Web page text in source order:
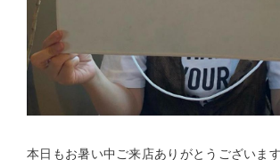
本日もお暑い中ご来店ありがとうございま